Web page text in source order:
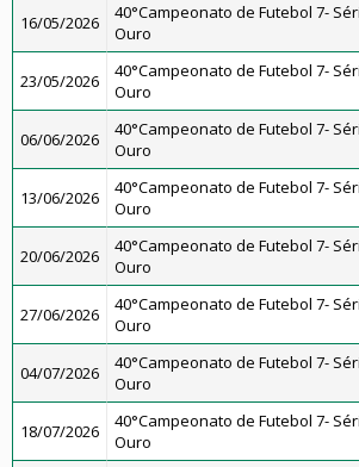
16/05/2026
40°Campeonato de Futebol 7-
Ouro
23/05/2026
40°Campeonato de Futebol 7-
Ouro
06/06/2026
40°Campeonato de Futebol 7-
Ouro
13/06/2026
40°Campeonato de Futebol 7-
Ouro
20/06/2026
40°Campeonato de Futebol 7-
Ouro
27/06/2026
40°Campeonato de Futebol 7-
Ouro
04/07/2026
40°Campeonato de Futebol 7-
Ouro
18/07/2026
40°Campeonato de Futebol 7-
Ouro